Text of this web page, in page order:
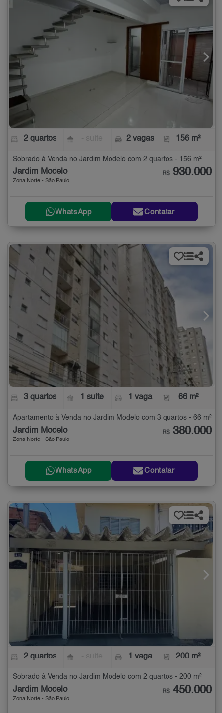
2 quartos 2 vagas 156 m²
Sobrado à Venda no Jardim Modelo com 2 quartos - 156 m²
Jardim Modelo
Zona Norte - São Paulo
R$ 930.000
WhatsApp Contatar
3 quartos 1 suíte 1 vaga 66 m²
Apartamento à Venda no Jardim Modelo com 3 quartos - 66 m²
Jardim Modelo
Zona Norte - São Paulo
R$ 380.000
WhatsApp Contatar
2 quartos 1 vaga 200 m²
Sobrado à Venda no Jardim Modelo com 2 quartos - 200 m²
Jardim Modelo
Zona Norte - São Paulo
R$ 450.000